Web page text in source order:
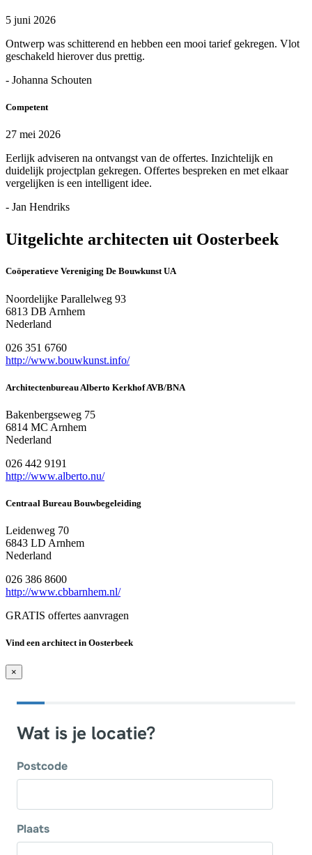
5 juni 2026
Ontwerp was schitterend en hebben een mooi tarief gekregen. Vlot
geschakeld hierover dus prettig.
- Johanna Schouten
Competent
27 mei 2026
Eerlijk adviseren na ontvangst van de offertes. Inzichtelijk en
duidelijk projectplan gekregen. Offertes bespreken en met elkaar
vergelijken is een intelligent idee.
- Jan Hendriks
Uitgelichte architecten uit Oosterbeek
Coöperatieve Vereniging De Bouwkunst UA
Noordelijke Parallelweg 93
6813 DB Arnhem
Nederland
026 351 6760
http://www.bouwkunst.info/
Architectenbureau Alberto Kerkhof AVB/BNA
Bakenbergseweg 75
6814 MC Arnhem
Nederland
026 442 9191
http://www.alberto.nu/
Centraal Bureau Bouwbegeleiding
Leidenweg 70
6843 LD Arnhem
Nederland
026 386 8600
http://www.cbbarnhem.nl/
GRATIS offertes aanvragen
Vind een architect in Oosterbeek
×